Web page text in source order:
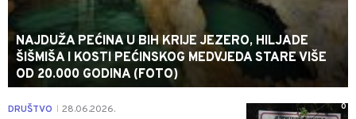
NAJDUŽA PEĆINA U BIH KRIJE JEZERO, HILJADE
ŠIŠMIŠA I KOSTI PEĆINSKOG MEDVJEDA STARE VIŠE
OD 20.000 GODINA (FOTO)
0
DRUŠTVO 28.06.2026.